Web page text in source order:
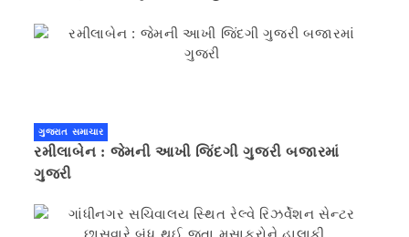
ગુજરાત સમાચાર
રમીલાબેન : જેમની આખી જિંદગી ગુજરી બજારમાં
ગુજરી